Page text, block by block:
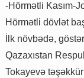
-Hörmətli Kasım-
Hörmətli dövlət
İlk növbədə,
Qazaxıstan
Tokayevə